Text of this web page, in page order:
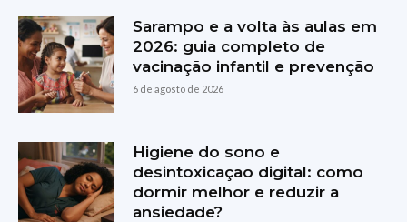
Sarampo e a volta às aulas em
2026: guia completo de
vacinação infantil e prevenção
6 de agosto de 2026
Higiene do sono e
desintoxicação digital: como
dormir melhor e reduzir a
ansiedade?